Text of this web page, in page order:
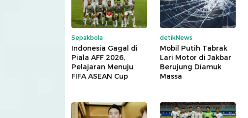
Sepakbola
Indonesia Gagal di
Piala AFF 2026,
Pelajaran Menuju
FIFA ASEAN Cup
detikNews
Mobil Putih Tabrak
Lari Motor di Jakbar
Berujung Diamuk
Massa